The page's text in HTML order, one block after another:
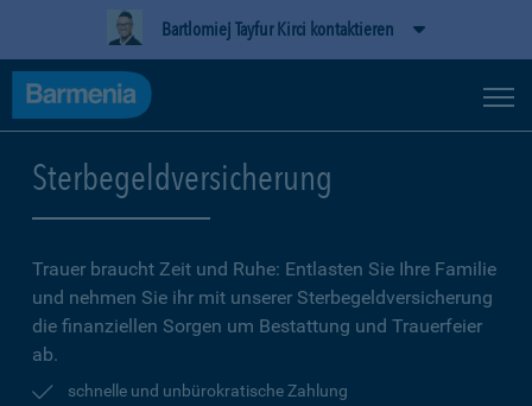
Bartlomiej Tayfur Kirci kontaktieren
Sterbegeldversicherung
Trauer braucht Zeit und Ruhe: Entlasten Sie Ihre Familie
und nehmen Sie ihr mit unserer Sterbegeldversicherung
die finanziellen Sorgen um Bestattung und Trauerfeier
ab.
schnelle und unbürokratische Zahlung